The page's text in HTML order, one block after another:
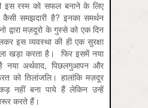
इस रस्म को सफल बनाने के लिए
कैसी समझदारी है? इनका समर्थन
द्वारा मज़दूरो के गुस्से को एक दिन
इस व्यवस्था की ही एक सुरक्षा
खड़ा करता है। फिर इसमें नया
अर्थवाद, पिछलगुआपन और
को तिलांजलि। हालांकि मज़दूर
नहीं बना पाये हैं लेकिन उन्हें
करते हैं।